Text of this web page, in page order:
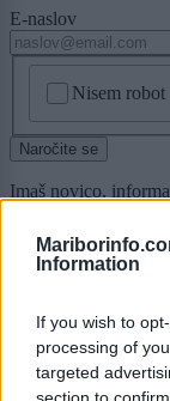
Information
If you wish to
processing of
targeted
E-naslov
Nisem robot
Naročite se
Imaš novico,
Pošlji
Moji Mediji d.o.o.